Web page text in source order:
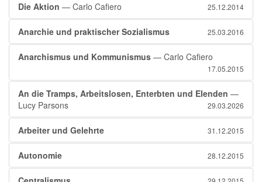
Die Aktion — Carlo Cafiero 25.12.2014
Anarchie und praktischer Sozialismus 25.03.2016
Anarchismus und Kommunismus — Carlo Cafiero
17.05.2015
An die Tramps, Arbeitslosen, Enterbten und Elenden —
Lucy Parsons
29.03.2026
Arbeiter und Gelehrte 31.12.2015
Autonomie 28.12.2015